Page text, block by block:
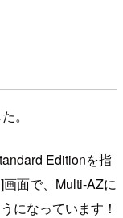
。
Editionを指
面で、Multi-AZに
になっています！